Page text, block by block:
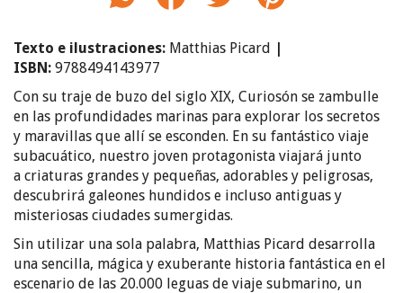
Texto e ilustraciones: Matthias Picard |
ISBN: 9788494143977
Con su traje de buzo del siglo XIX, Curiosón se zambulle
en las profundidades marinas para explorar los secretos
y maravillas que allí se esconden. En su fantástico viaje
subacuático, nuestro joven protagonista viajará junto
a criaturas grandes y pequeñas, adorables y peligrosas,
descubrirá galeones hundidos e incluso antiguas y
misteriosas ciudades sumergidas.
Sin utilizar una sola palabra, Matthias Picard desarrolla
una sencilla, mágica y exuberante historia fantástica en el
escenario de las 20.000 leguas de viaje submarino, un